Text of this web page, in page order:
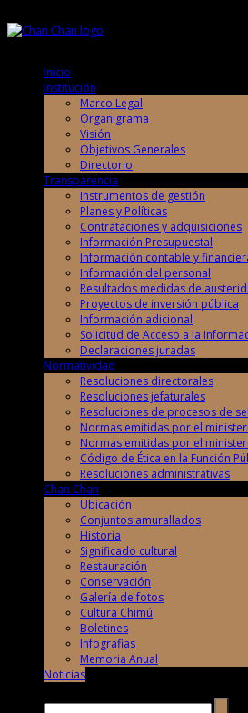
Inicio
Institución
Marco Legal
Organigrama
Visión
Objetivos Generales
Directorio
Transparencia
Instrumentos de gestión
Planes y Políticas
Contrataciones y adquisiciones
Información Presupuestal
Información contable y
Información del personal
Resultados medidas de
Proyectos de inversión pública
Información adicional
Solicitud de Acceso a la
Declaraciones juradas
Normatividad
Resoluciones directorales
Resoluciones jefaturales
Resoluciones de procesos de
Normas emitidas por el
Normas emitidas por el
Código de Ética en la Función
Resoluciones administrativas
Chan Chan
Ubicación
Conjuntos amurallados
Historia
Significado cultural
Restauración
Conservación
Galería de fotos
Cultura Chimú
Boletines
Infografias
Memoria Anual
Noticias